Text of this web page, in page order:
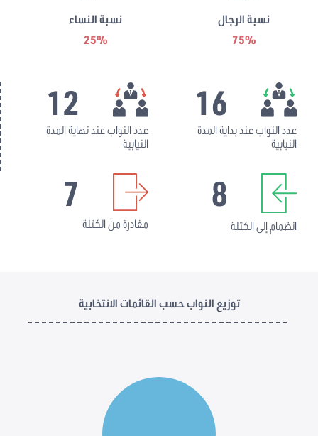
نسبة الرجال
75%
نسبة النساء
25%
16
عدد النواب عند بداية المدة
النيابية
12
عدد النواب عند نهاية المدة
النيابية
8
انضمام إلى الكتلة
7
مغادرة من الكتلة
توزيع النواب حسب القائمات الانتخابية